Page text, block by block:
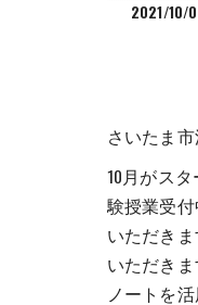
2021/10/
さいたま
10月がス
験授業受
いただき
いただき
ノートを